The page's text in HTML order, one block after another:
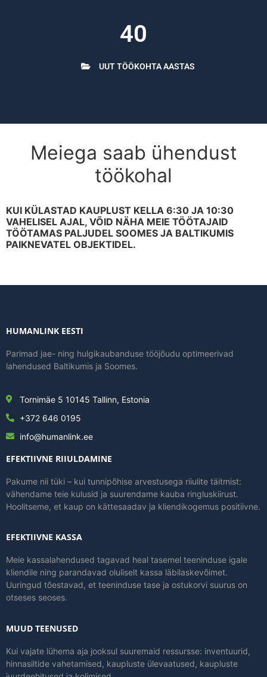
UUT TÖÖKOHTA AASTAS
40
Meiega saab ühendust
töökohal
KUI KÜLASTAD KAUPLUST KELLA 6:30 JA 10:30
VAHELISEL AJAL, VÕID NÄHA MEIE TÖÖTAJAID
TÖÖTAMAS PALJUDEL SOOMES JA BALTIKUMIS
PAIKNEVATEL OBJEKTIDEL.
HUMANLINK EESTI
Parimad jae- ning hulgikaubanduse tööjõudu optimeerivad
lahendused Baltikumis ja Soomes.
Tornimäe 5 10145 Tallinn, Estonia
+372 646 0195
info@humanlink.ee
EFEKTIIVNE RIIULDAMINE
Pakume nii tüki – kui tunnipõhise arvestusega riiulite täitmist:
vähendame teie kulusid ja suurendame kauba ringluskiirust.
Hoolitseme, et kaup on kättesaadav ja kliendikogemus positiivne.
EFEKTIIVNE KASSA
Meie kassalahendused tagavad heal tasemel teeninduse igale
kliendile ning parandavad oluliselt kassa läbilaskevõimet.
Uuringud tõestavad, et teeninduse tase ja ostukorvi suurus on
otseses seoses.
MUUD TEENUSED
Kui vajate lühema aja jooksul suuremaid ressursse: inventuurid,
hinnasiltide vahetamised, kaupluste ülevaatused, kaupluste